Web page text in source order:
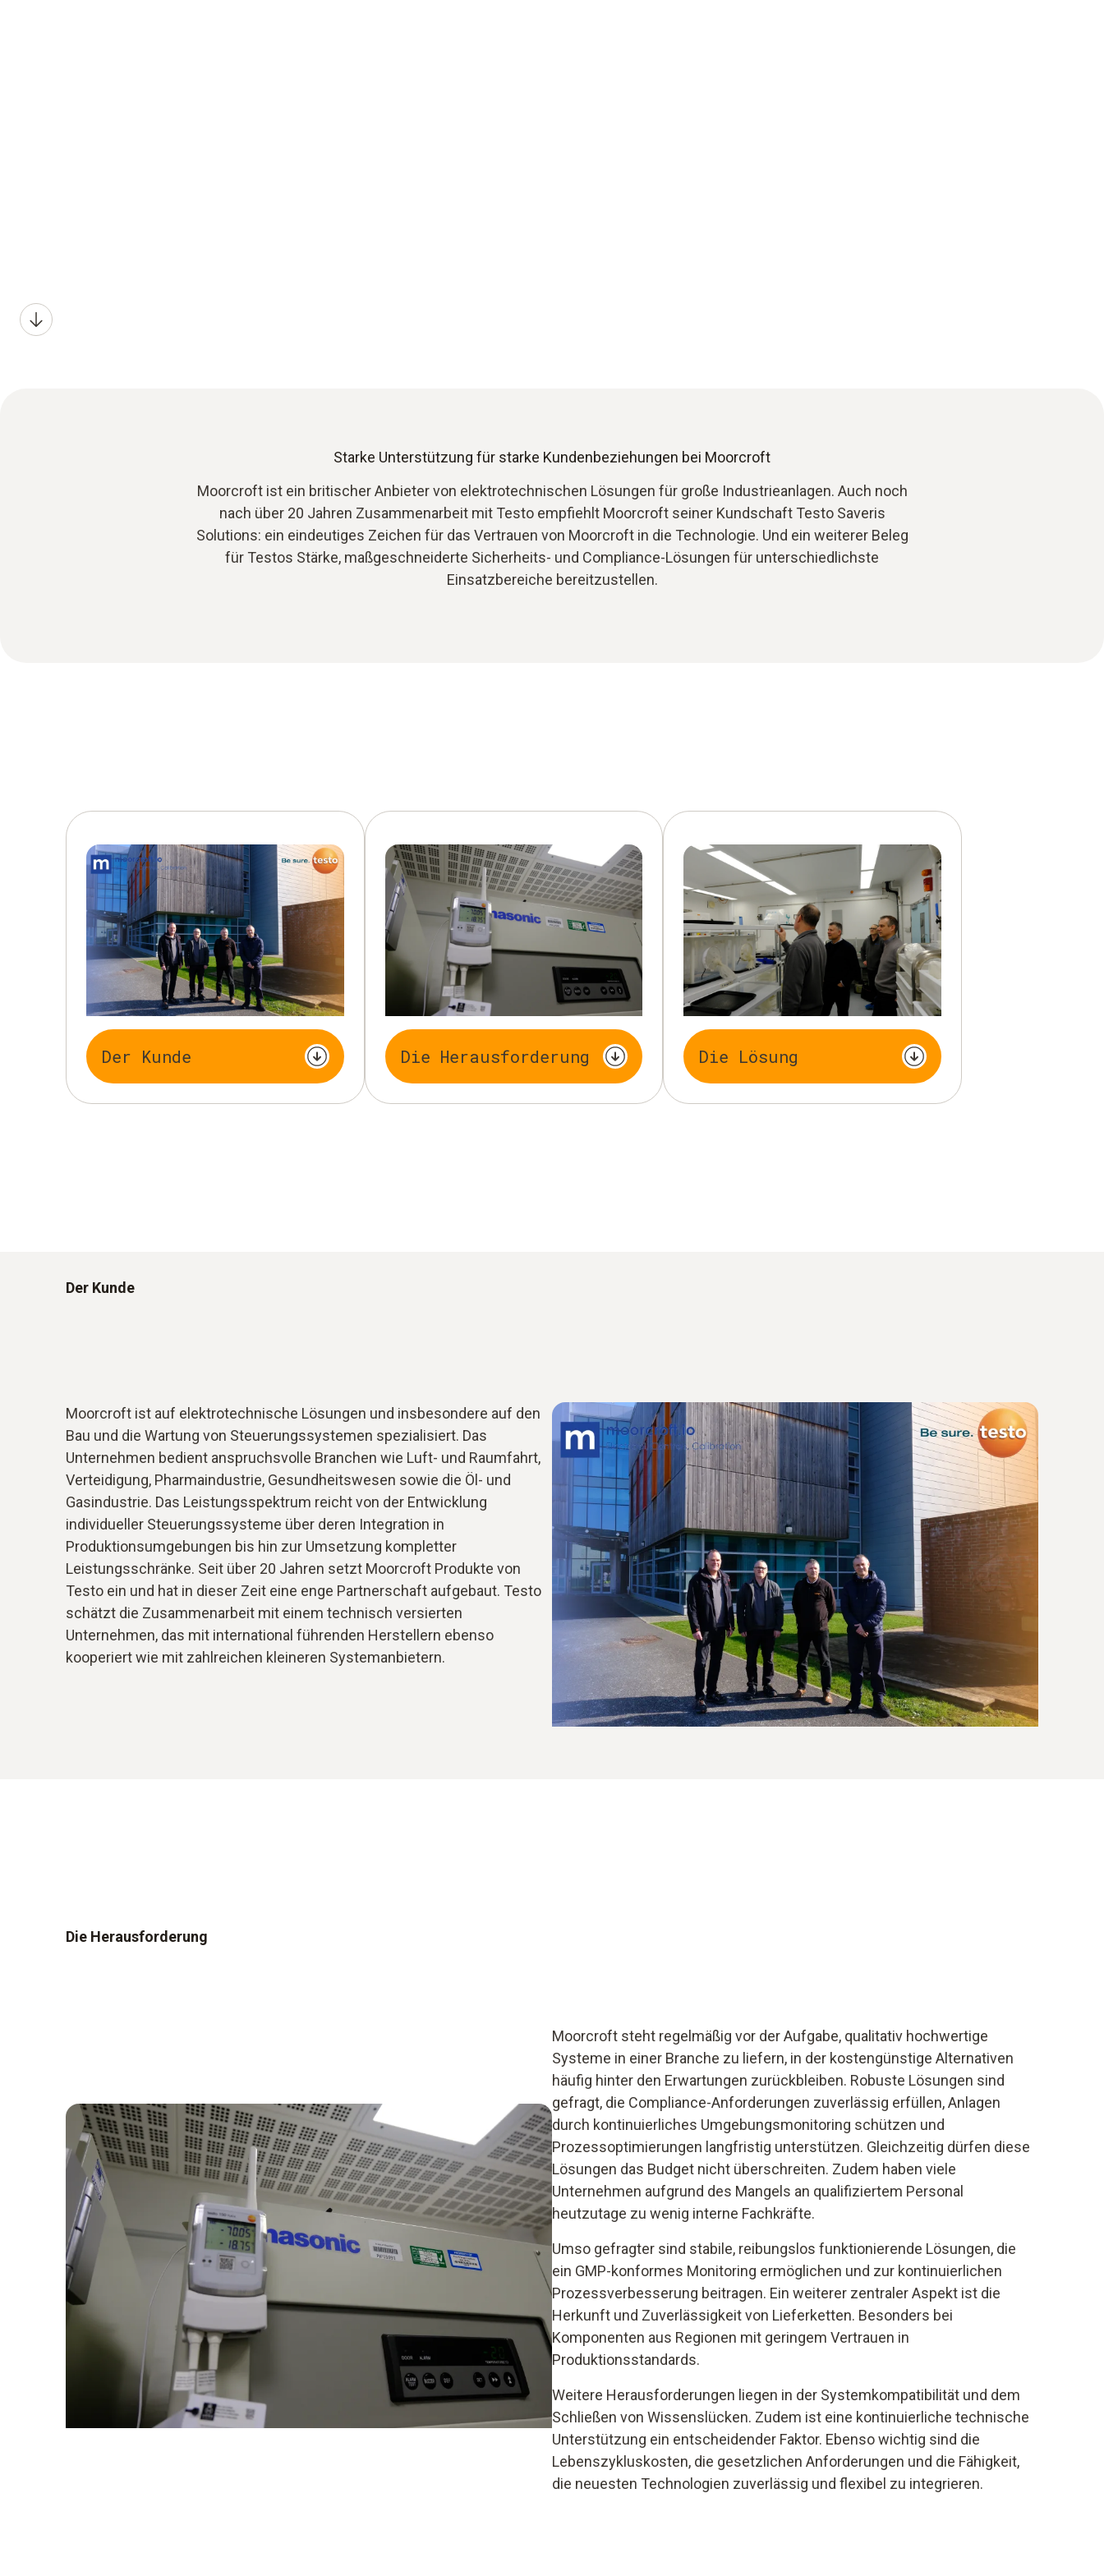
Starke Unterstützung für starke Kundenbeziehungen bei Moorcroft
Moorcroft ist ein britischer Anbieter von elektrotechnischen Lösungen für große Industrieanlagen. Auch noch
nach über 20 Jahren Zusammenarbeit mit Testo empfiehlt Moorcroft seiner Kundschaft Testo Saveris
Solutions: ein eindeutiges Zeichen für das Vertrauen von Moorcroft in die Technologie. Und ein weiterer Beleg
für Testos Stärke, maßgeschneiderte Sicherheits- und Compliance-Lösungen für unterschiedlichste
Einsatzbereiche bereitzustellen.
Der Kunde Die Herausforderung Die Lösung
Der Kunde
Moorcroft ist auf elektrotechnische Lösungen und insbesondere auf den
Bau und die Wartung von Steuerungssystemen spezialisiert. Das
Unternehmen bedient anspruchsvolle Branchen wie Luft- und Raumfahrt,
Verteidigung, Pharmaindustrie, Gesundheitswesen sowie die Öl- und
Gasindustrie. Das Leistungsspektrum reicht von der Entwicklung
individueller Steuerungssysteme über deren Integration in
Produktionsumgebungen bis hin zur Umsetzung kompletter
Leistungsschränke. Seit über 20 Jahren setzt Moorcroft Produkte von
Testo ein und hat in dieser Zeit eine enge Partnerschaft aufgebaut. Testo
schätzt die Zusammenarbeit mit einem technisch versierten
Unternehmen, das mit international führenden Herstellern ebenso
kooperiert wie mit zahlreichen kleineren Systemanbietern.
Die Herausforderung
Moorcroft steht regelmäßig vor der Aufgabe, qualitativ hochwertige
Systeme in einer Branche zu liefern, in der kostengünstige Alternativen
häufig hinter den Erwartungen zurückbleiben. Robuste Lösungen sind
gefragt, die Compliance-Anforderungen zuverlässig erfüllen, Anlagen
durch kontinuierliches Umgebungsmonitoring schützen und
Prozessoptimierungen langfristig unterstützen. Gleichzeitig dürfen diese
Lösungen das Budget nicht überschreiten. Zudem haben viele
Unternehmen aufgrund des Mangels an qualifiziertem Personal
heutzutage zu wenig interne Fachkräfte.
Umso gefragter sind stabile, reibungslos funktionierende Lösungen, die
ein GMP-konformes Monitoring ermöglichen und zur kontinuierlichen
Prozessverbesserung beitragen. Ein weiterer zentraler Aspekt ist die
Herkunft und Zuverlässigkeit von Lieferketten. Besonders bei
Komponenten aus Regionen mit geringem Vertrauen in
Produktionsstandards.
Weitere Herausforderungen liegen in der Systemkompatibilität und dem
Schließen von Wissenslücken. Zudem ist eine kontinuierliche technische
Unterstützung ein entscheidender Faktor. Ebenso wichtig sind die
Lebenszykluskosten, die gesetzlichen Anforderungen und die Fähigkeit,
die neuesten Technologien zuverlässig und flexibel zu integrieren.